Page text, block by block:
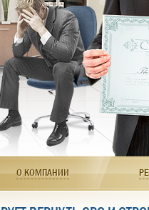
О КОМПАНИИ